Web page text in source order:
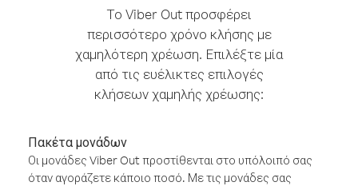
Το Viber Out προσφέρει
περισσότερο χρόνο κλήσης με
χαμηλότερη χρέωση. Επιλέξτε μία
από τις ευέλικτες επιλογές
κλήσεων χαμηλής χρέωσης:
Πακέτα μονάδων
Οι μονάδες Viber Out προστίθενται στο υπόλοιπό σας
όταν αγοράζετε κάποιο ποσό. Με τις μονάδες σας